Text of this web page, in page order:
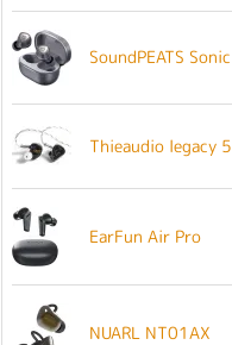
SoundPEATS Sonic
Thieaudio legacy 5
EarFun Air Pro
NUARL NT01AX